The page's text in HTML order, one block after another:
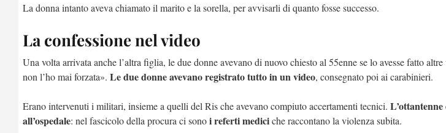
La donna intanto aveva chiamato il marito e la sorella, per avvisarli di quanto fosse successo.
La confessione nel video
Una volta arrivata anche l’altra figlia, le due donne avevano di nuovo chiesto al 55enne se lo avesse fatto
non l’ho mai forzata». Le due donne avevano registrato tutto in un video, consegnato poi ai carabinieri.
Erano intervenuti i militari, insieme a quelli del Ris che avevano compiuto accertamenti tecnici.
all’ospedale: nel fascicolo della procura ci sonoi referti mediciche raccontano la violenza subita.